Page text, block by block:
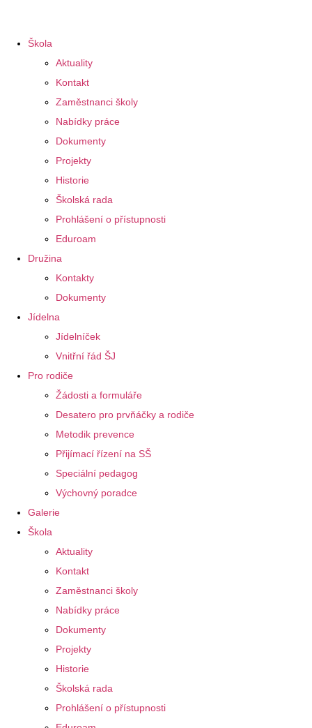
Škola
Aktuality
Kontakt
Zaměstnanci školy
Nabídky práce
Dokumenty
Projekty
Historie
Školská rada
Prohlášení o přístupnosti
Eduroam
Družina
Kontakty
Dokumenty
Jídelna
Jídelníček
Vnitřní řád ŠJ
Pro rodiče
Žádosti a formuláře
Desatero pro prvňáčky a rodiče
Metodik prevence
Přijímací řízení na SŠ
Speciální pedagog
Výchovný poradce
Galerie
Škola
Aktuality
Kontakt
Zaměstnanci školy
Nabídky práce
Dokumenty
Projekty
Historie
Školská rada
Prohlášení o přístupnosti